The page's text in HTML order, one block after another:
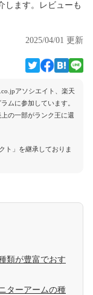
します。レビューも
2025/04/01 更新
アソシエイト、楽天
ムに参加しています。
の一部がランク王に還
ト」を継承しておりま
類が豊富でおす
ターアームの種